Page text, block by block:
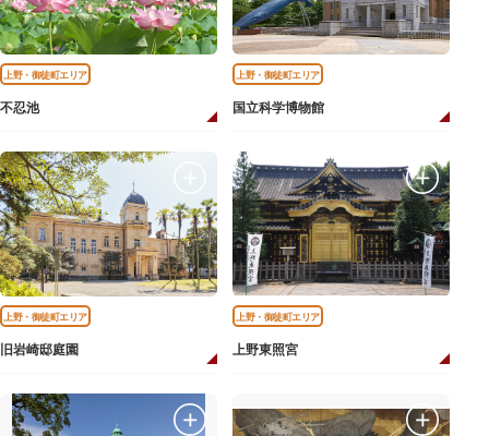
上野・御徒町エリア
不忍池
上野・御徒町エリア
国立科学博物館
上野・御徒町エリア
旧岩崎邸庭園
上野・御徒町エリア
上野東照宮